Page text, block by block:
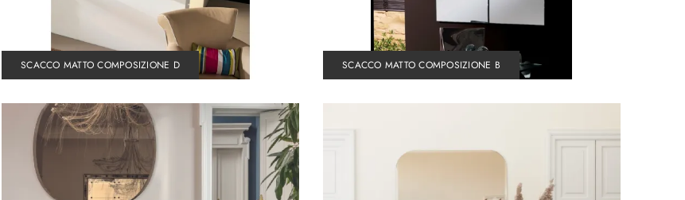
SCACCO MATTO COMPOSIZIONE D SCACCO MATTO COMPOSIZIONE B